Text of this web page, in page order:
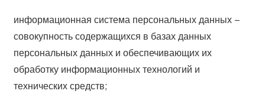
информационная система персональных данных –
совокупность содержащихся в базах данных
персональных данных и обеспечивающих их
обработку информационных технологий и
технических средств;